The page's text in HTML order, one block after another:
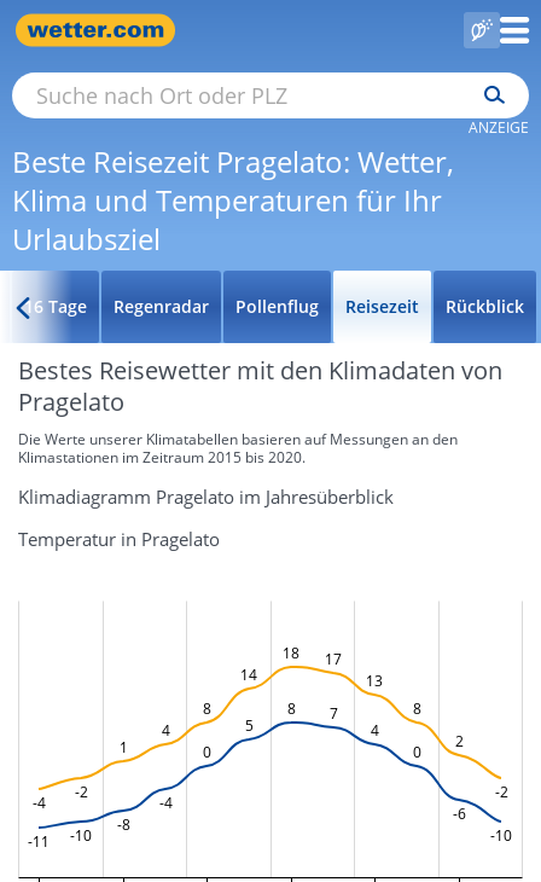
Beste Reisezeit Pragelato: Wetter,
Klima und Temperaturen für Ihr
Urlaubsziel
ANZEIGE
16 Tage Regenradar Pollenflug Reisezeit Rückblick
Bestes Reisewetter mit den Klimadaten von
Pragelato
Die Werte unserer Klimatabellen basieren auf Messungen an den
Klimastationen im Zeitraum 2015 bis 2020.
Klimadiagramm Pragelato im Jahresüberblick
Temperatur in Pragelato
-4
-2
1
4
8
14
18
17
13
8
2
-2
-11 -10
-8
-4
0
5
8
7
4
0
-6
-10